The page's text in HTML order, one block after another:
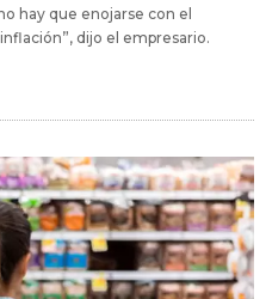
hay que enojarse con el
dijo el empresario.